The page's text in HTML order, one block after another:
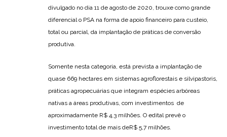
divulgado no dia 11 de agosto de 2020, trouxe como grande
diferencial o PSA na forma de apoio financeiro para custeio,
total ou parcial, da implantação de práticas de conversão
produtiva.
Somente nesta categoria, está prevista a implantação de
quase 669 hectares em sistemas agroflorestais e silvipastoris,
práticas agropecuárias que integram espécies arbóreas
nativas a áreas produtivas, com investimentos de
aproximadamente R$ 4,3 milhões. O edital prevê o
investimento total de mais deR$ 5,7 milhões.